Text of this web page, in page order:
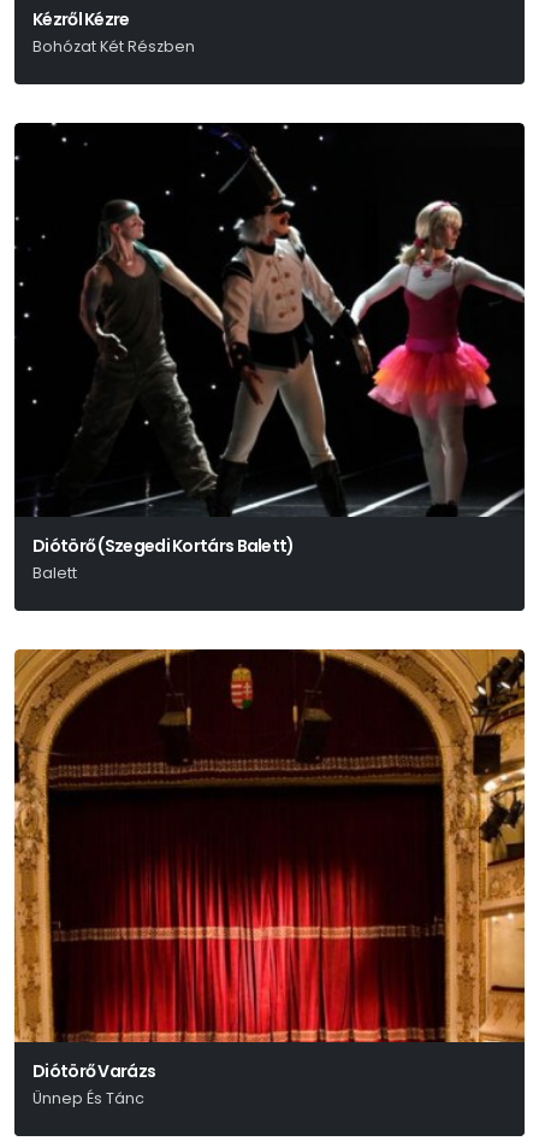
Kézről Kézre
Bohózat Két Részben
Diótörő (Szegedi Kortárs Balett)
Balett
Diótörő Varázs
Ünnep És Tánc